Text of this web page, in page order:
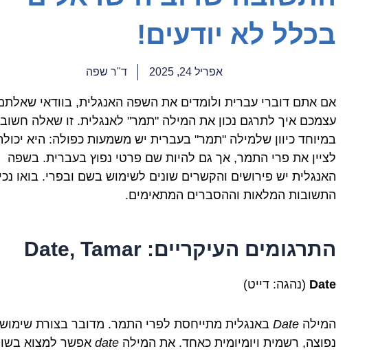
בכלל לא יודעים!
אפריל 24, 2025 ד"ר שפה
אם אתם דוברי עברית ולומדים את השפה האנגלית, בוודאי
עצמכם איך לתרגם נכון את המילה "תמר" לאנגלית. זו שאלה
במיוחד כיוון שלמילה "תמר" בעברית יש משמעות כפולה: היא
לציין את פרי התמר, אך גם להיות שם פרטי נפוץ בעברית. בשפה
האנגלית יש פירושים והקשרים שונים לשימוש בשם ובפרי. בואו
התשובות המלאות וההסברים המתאימים.
התרגומים העיקריים: Date, Tamar
Date (נהגה: דייט)
המילהDate באנגלית מתייחסת לפרי התמר. מדובר בצורת
נפוצה, רשמית ויומיומית כאחד. את המילהdate אפשר למצוא